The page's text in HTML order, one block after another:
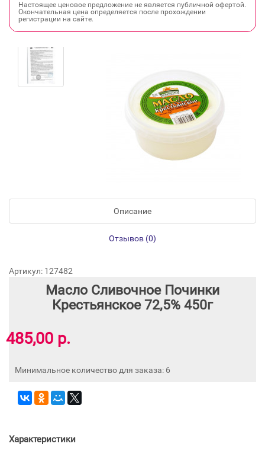
Настоящее ценовое предложение не является публичной офертой.
Окончательная цена определяется после прохождении
регистрации на сайте.
Описание
Отзывов (0)
Артикул: 127482
Масло Сливочное Починки
Крестьянское 72,5% 450г
485,00 р.
Минимальное количество для заказа: 6
Характеристики